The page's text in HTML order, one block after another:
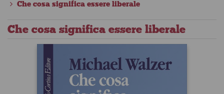
Che cosa significa essere liberale
Che cosa significa essere liberale